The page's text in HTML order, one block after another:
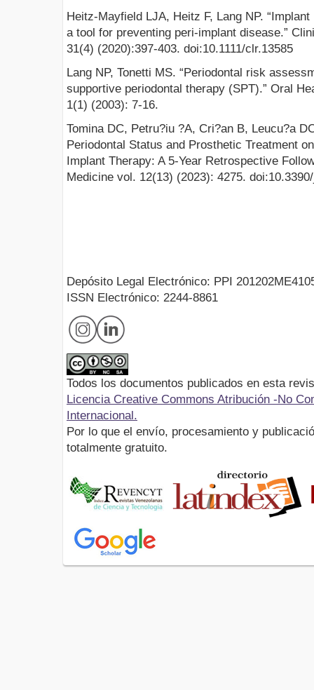
Heitz-Mayfield LJA, Heitz F, Lang NP.
a tool for preventing peri-implant disease.”
31(4) (2020):397-403. doi:10.1111/clr.13585
Lang NP, Tonetti MS. “Periodontal risk
supportive periodontal therapy (SPT).” Oral
1(1) (2003): 7-16.
Tomina DC, Petru?iu ?A, Cri?an B, Leucu?a
Periodontal Status and Prosthetic Treatment
Implant Therapy: A 5-Year Retrospective
Medicine vol. 12(13) (2023): 4275.
Depósito Legal Electrónico: PPI
ISSN Electrónico: 2244-8861
Todos los documentos publicados en esta
Licencia Creative Commons Atribución -No
Internacional.
Por lo que el envío, procesamiento y
totalmente gratuito.